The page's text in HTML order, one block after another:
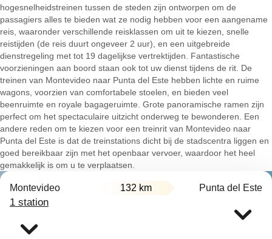
hogesnelheidstreinen tussen de steden zijn ontworpen om de
passagiers alles te bieden wat ze nodig hebben voor een aangename
reis, waaronder verschillende reisklassen om uit te kiezen, snelle
reistijden (de reis duurt ongeveer 2 uur), en een uitgebreide
dienstregeling met tot 19 dagelijkse vertrektijden. Fantastische
voorzieningen aan boord staan ook tot uw dienst tijdens de rit. De
treinen van Montevideo naar Punta del Este hebben lichte en ruime
wagons, voorzien van comfortabele stoelen, en bieden veel
beenruimte en royale bagageruimte. Grote panoramische ramen zijn
perfect om het spectaculaire uitzicht onderweg te bewonderen. Een
andere reden om te kiezen voor een treinrit van Montevideo naar
Punta del Este is dat de treinstations dicht bij de stadscentra liggen en
goed bereikbaar zijn met het openbaar vervoer, waardoor het heel
gemakkelijk is om u te verplaatsen.
Montevideo 132 km Punta del Este
1 station